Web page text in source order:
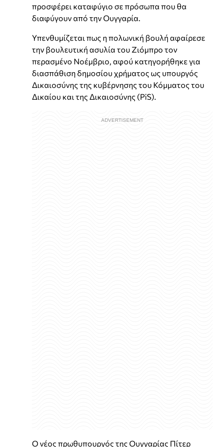
προσφέρει καταφύγιο σε πρόσωπα που θα
διαφύγουν από την Ουγγαρία.
Υπενθυμίζεται πως η πολωνική βουλή αφαίρεσε
την βουλευτική ασυλία του Ζιόμπρο τον
περασμένο Νοέμβριο, αφού κατηγορήθηκε για
διασπάθιση δημοσίου χρήματος ως υπουργός
Δικαιοσύνης της κυβέρνησης του Κόμματος του
Δικαίου και της Δικαιοσύνης (PiS).
Ο νέος πρωθυπουργός της Ουγγαρίας Πίτερ